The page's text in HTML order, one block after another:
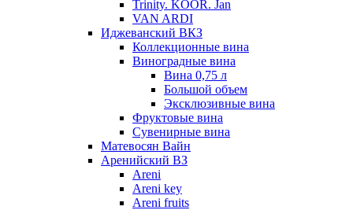
Trinity. KOOR. Jan
VAN ARDI
Иджеванский ВКЗ
Коллекционные вина
Виноградные вина
Вина 0,75 л
Большой объем
Эксклюзивные вина
Фруктовые вина
Cувенирные вина
Матевосян Вайн
Аренийский ВЗ
Areni
Areni key
Areni fruits